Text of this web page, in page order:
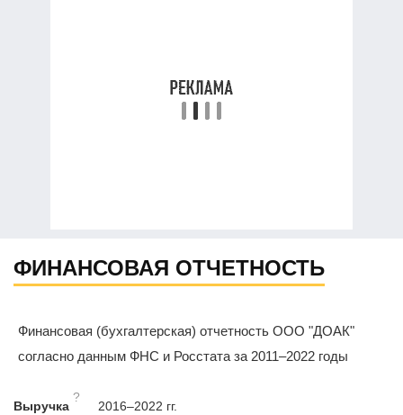
ФИНАНСОВАЯ ОТЧЕТНОСТЬ
Финансовая (бухгалтерская) отчетность ООО "ДОАК"
согласно данным ФНС и Росстата за 2011–2022 годы
Выручка
?
2016–2022 гг.